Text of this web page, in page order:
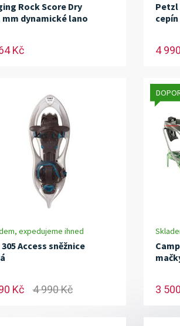
Rock Score Dry
mm dynamické lano
Kč
Petzl
cepín
4
expedujeme ihned
305 Access sněžnice
Kč 4 990 Kč 3